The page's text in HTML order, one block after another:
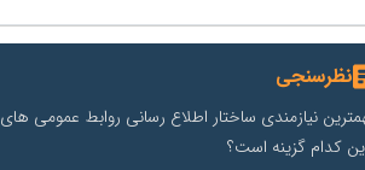
نظرسنجی
نیازمندی ساختار اطلاع رسانی روابط عمومی های
کدام گزینه است؟